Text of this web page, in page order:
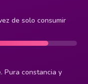
de solo consumir
Pura constancia y